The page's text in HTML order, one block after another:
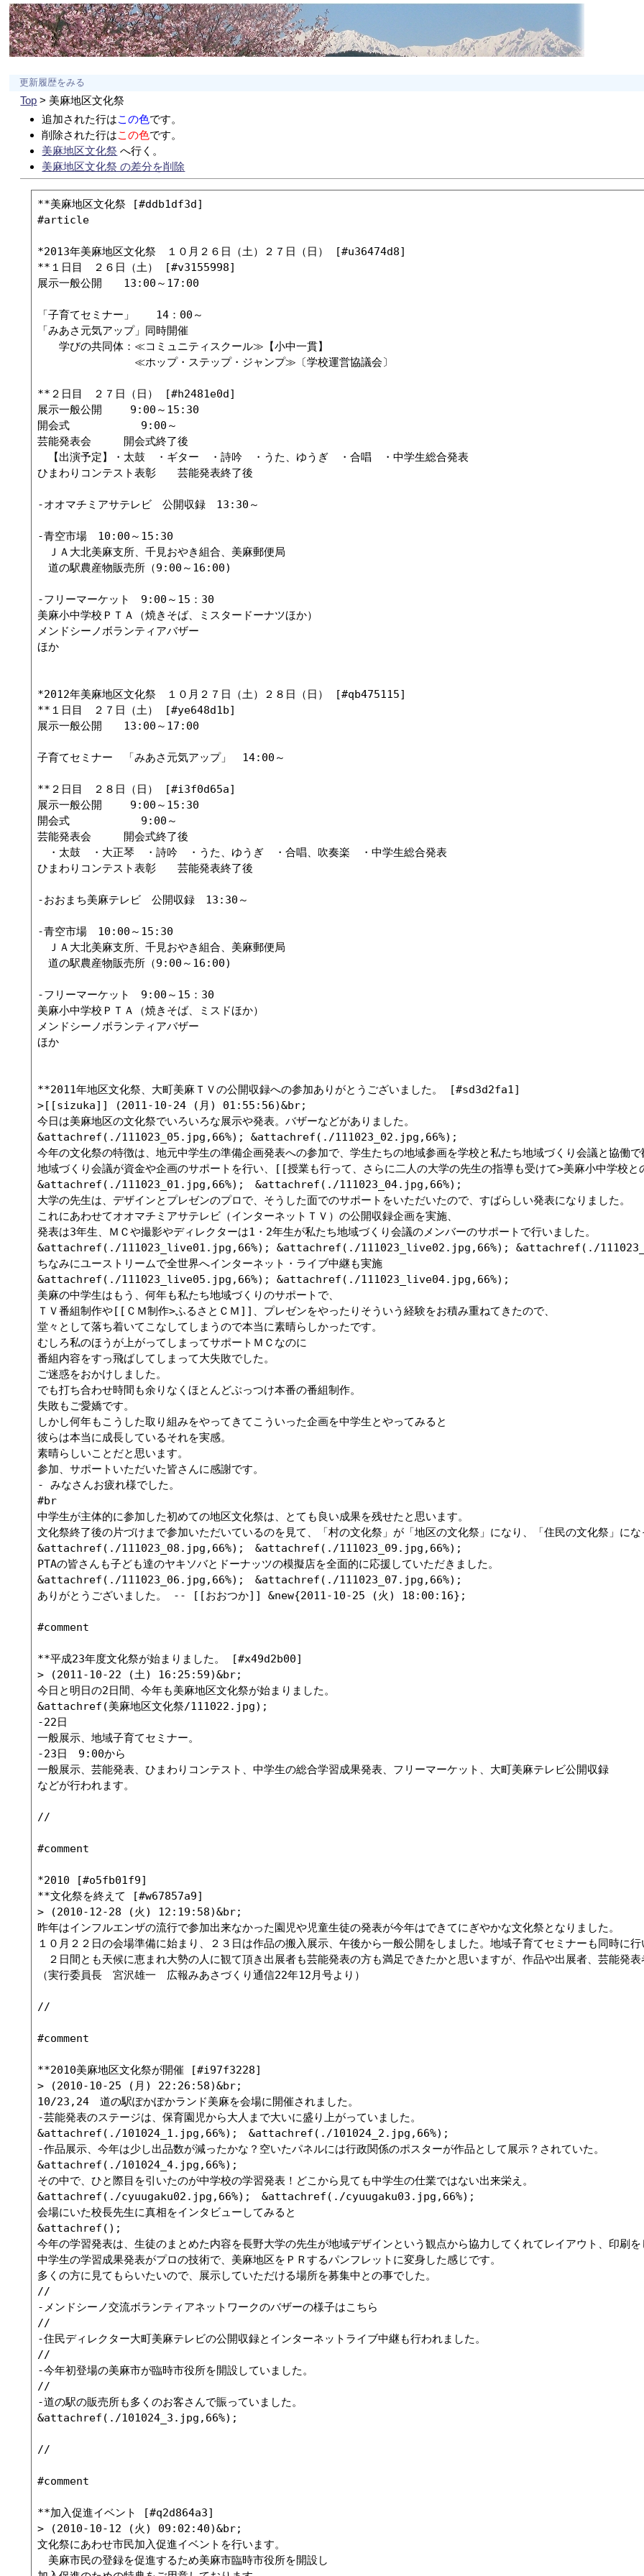
更新履歴をみる
Top > 美麻地区文化祭
追加された行はこの色です。
削除された行はこの色です。
美麻地区文化祭 へ行く。
美麻地区文化祭 の差分を削除
**美麻地区文化祭 [#ddb1df3d]
#article
*2013年美麻地区文化祭　１０月２６日（土）２７日（日） [#u36474d8]
**１日目　２６日（土） [#v3155998]
展示一般公開　　13:00～17:00
「子育てセミナー」　　14：00～
「みあさ元気アップ」同時開催
学びの共同体：≪コミュニティスクール≫【小中一貫】
≪ホップ・ステップ・ジャンプ≫〔学校運営協議会〕
**２日目　２７日（日） [#h2481e0d]
展示一般公開　　 9:00～15:30
開会式　　　　　 　9:00～
芸能発表会　　　開会式終了後
【出演予定】・太鼓　・ギター　・詩吟　・うた、ゆうぎ　・合唱　・中学生総合発表
ひまわりコンテスト表彰　　芸能発表終了後
-オオマチミアサテレビ　公開収録　13:30～
-青空市場　10:00～15:30
ＪＡ大北美麻支所、千見おやき組合、美麻郵便局
道の駅農産物販売所（9:00～16:00)
-フリーマーケット　9:00～15：30
美麻小中学校ＰＴＡ（焼きそば、ミスタードーナツほか）
メンドシーノボランティアバザー
ほか
*2012年美麻地区文化祭　１０月２７日（土）２８日（日） [#qb475115]
**１日目　２７日（土） [#ye648d1b]
展示一般公開　　13:00～17:00
子育てセミナー　「みあさ元気アップ」　14:00～
**２日目　２８日（日） [#i3f0d65a]
展示一般公開　　 9:00～15:30
開会式　　　　　 　9:00～
芸能発表会　　　開会式終了後
・太鼓　・大正琴　・詩吟　・うた、ゆうぎ　・合唱、吹奏楽　・中学生総合発表
ひまわりコンテスト表彰　　芸能発表終了後
-おおまち美麻テレビ　公開収録　13:30～
-青空市場　10:00～15:30
ＪＡ大北美麻支所、千見おやき組合、美麻郵便局
道の駅農産物販売所（9:00～16:00)
-フリーマーケット　9:00～15：30
美麻小中学校ＰＴＡ（焼きそば、ミスドほか）
メンドシーノボランティアバザー
ほか
**2011年地区文化祭、大町美麻ＴＶの公開収録への参加ありがとうございました。 [#sd3d2fa1]
>[[sizuka]] (2011-10-24 (月) 01:55:56)&br;
今日は美麻地区の文化祭でいろいろな展示や発表。バザーなどがありました。
&attachref(./111023_05.jpg,66%); &attachref(./111023_02.jpg,66%);
今年の文化祭の特徴は、地元中学生の準備企画発表への参加で、学生たちの地域参画を学校と私たち地域づくり会議と協働
地域づくり会議が資金や企画のサポートを行い、[[授業も行って、さらに二人の大学の先生の指導も受けて>美麻小中学校
&attachref(./111023_01.jpg,66%);　&attachref(./111023_04.jpg,66%);
大学の先生は、デザインとプレゼンのプロで、そうした面でのサポートをいただいたので、すばらしい発表になりました。
これにあわせてオオマチミアサテレビ（インターネットＴＶ）の公開収録企画を実施、
発表は3年生、ＭＣや撮影やディレクターは1・2年生が私たち地域づくり会議のメンバーのサポートで行いました。
&attachref(./111023_live01.jpg,66%); &attachref(./111023_live02.jpg,66%); &attachref(./
ちなみにユーストリームで全世界へインターネット・ライブ中継も実施
&attachref(./111023_live05.jpg,66%); &attachref(./111023_live04.jpg,66%);
美麻の中学生はもう、何年も私たち地域づくりのサポートで、
ＴＶ番組制作や[[ＣＭ制作>ふるさとＣＭ]]、プレゼンをやったりそういう経験をお積み重ねてきたので、
堂々として落ち着いてこなしてしまうので本当に素晴らしかったです。
むしろ私のほうが上がってしまってサポートＭＣなのに
番組内容をすっ飛ばしてしまって大失敗でした。
ご迷惑をおかけしました。
でも打ち合わせ時間も余りなくほとんどぶっつけ本番の番組制作。
失敗もご愛嬌です。
しかし何年もこうした取り組みをやってきてこういった企画を中学生とやってみると
彼らは本当に成長しているそれを実感。
素晴らしいことだと思います。
参加、サポートいただいた皆さんに感謝です。
- みなさんお疲れ様でした。
#br
中学生が主体的に参加した初めての地区文化祭は、とても良い成果を残せたと思います。
文化祭終了後の片づけまで参加いただいているのを見て、「村の文化祭」が「地区の文化祭」になり、「住民の文化祭」にな
&attachref(./111023_08.jpg,66%);　&attachref(./111023_09.jpg,66%);
PTAの皆さんも子ども達のヤキソバとドーナッツの模擬店を全面的に応援していただきました。
&attachref(./111023_06.jpg,66%);　&attachref(./111023_07.jpg,66%);
ありがとうございました。 -- [[おおつか]] &new{2011-10-25 (火) 18:00:16};
#comment
**平成23年度文化祭が始まりました。 [#x49d2b00]
> (2011-10-22 (土) 16:25:59)&br;
今日と明日の2日間、今年も美麻地区文化祭が始まりました。
&attachref(美麻地区文化祭/111022.jpg);
-22日
一般展示、地域子育てセミナー。
-23日　9:00から
一般展示、芸能発表、ひまわりコンテスト、中学生の総合学習成果発表、フリーマーケット、大町美麻テレビ公開収録
などが行われます。
//
#comment
*2010 [#o5fb01f9]
**文化祭を終えて [#w67857a9]
> (2010-12-28 (火) 12:19:58)&br;
昨年はインフルエンザの流行で参加出来なかった園児や児童生徒の発表が今年はできてにぎやかな文化祭となりました。
１０月２２日の会場準備に始まり、２３日は作品の搬入展示、午後から一般公開をしました。地域子育てセミナーも同時
２日間とも天候に恵まれ大勢の人に観て頂き出展者も芸能発表の方も満足できたかと思いますが、作品や出展者、芸能発
（実行委員長　宮沢雄一　広報みあさづくり通信22年12月号より）
//
#comment
**2010美麻地区文化祭が開催 [#i97f3228]
> (2010-10-25 (月) 22:26:58)&br;
10/23,24　道の駅ぽかぽかランド美麻を会場に開催されました。
-芸能発表のステージは、保育園児から大人まで大いに盛り上がっていました。
&attachref(./101024_1.jpg,66%);　&attachref(./101024_2.jpg,66%);
-作品展示、今年は少し出品数が減ったかな？空いたパネルには行政関係のポスターが作品として展示？されていた。
&attachref(./101024_4.jpg,66%);
その中で、ひと際目を引いたのが中学校の学習発表！どこから見ても中学生の仕業ではない出来栄え。
&attachref(./cyuugaku02.jpg,66%);　&attachref(./cyuugaku03.jpg,66%);
会場にいた校長先生に真相をインタビューしてみると
&attachref();
今年の学習発表は、生徒のまとめた内容を長野大学の先生が地域デザインという観点から協力してくれてレイアウト、印刷を
中学生の学習成果発表がプロの技術で、美麻地区をＰＲするパンフレットに変身した感じです。
多くの方に見てもらいたいので、展示していただける場所を募集中との事でした。
//
-メンドシーノ交流ボランティアネットワークのバザーの様子はこちら
//
-住民ディレクター大町美麻テレビの公開収録とインターネットライブ中継も行われました。
//
-今年初登場の美麻市が臨時市役所を開設していました。
//
-道の駅の販売所も多くのお客さんで賑っていました。
&attachref(./101024_3.jpg,66%);
//
#comment
**加入促進イベント [#q2d864a3]
> (2010-10-12 (火) 09:02:40)&br;
文化祭にあわせ市民加入促進イベントを行います。
美麻市民の登録を促進するため美麻市臨時市役所を開設し